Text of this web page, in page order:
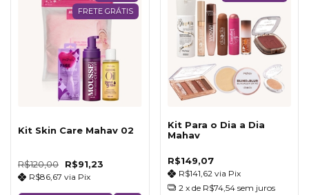
FRETE GRÁTIS
Kit Skin Care Mahav 02
R$120,00 R$91,23
R$86,67 via Pix
Kit Para o Dia a Dia
Mahav
R$149,07
R$141,62 via Pix
2 x de R$74,54 sem juros